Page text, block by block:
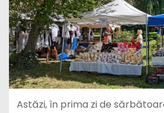
Astăzi, în prima zi de